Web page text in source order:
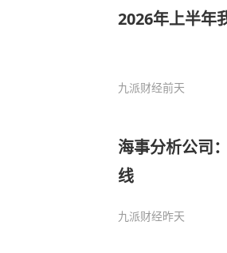
2026年上半年
九派财经前天
海事分析公司
线
九派财经昨天